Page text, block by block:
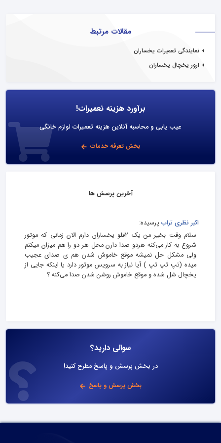
مقالات مرتبط
نمایندگی تعمیرات یخساران
ارور یخچال یخساران
برآورد هزینه تعمیرات!
عیب یابی و محاسبه آنلاین هزینه تعمیرات لوازم خانگی
بخش تعرفه خدمات
آخرین پرسش ها
اکبر نظری تراب پرسیده:
سلام وقت بخیر من یک ۲قلو یخساران دارم الان زمانی که موتور
شروع به کار می‌کنه هردو صدا دارن محل هر دو را هم میزان میکنم
ولی مشکل حل نمیشه موقع خاموش شدن هم ی صدای عجیب
میده (تپ تپ تپ ) آیا نیاز به سرویس موتور دارد یا اینکه جایی از
یخچال شل شده و موقع خاموش روشن شدن صدا می‌کنه ؟
سوالی دارید؟
در بخش پرسش و پاسخ مطرح کنید!
بخش پرسش و پاسخ